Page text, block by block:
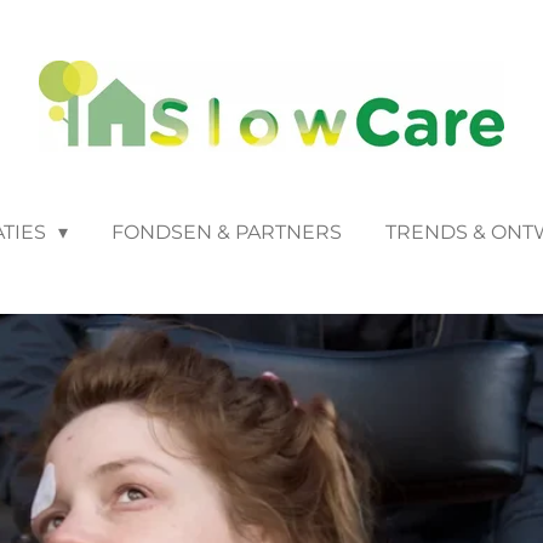
FONDSEN & PARTNERS TRENDS &